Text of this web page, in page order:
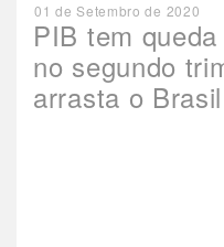
PIB tem
no segundo
arrasta o
01 de Setembro de 2020